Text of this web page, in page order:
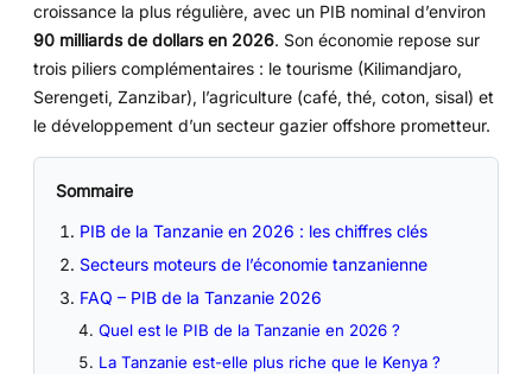
croissance la plus régulière, avec un PIB nominal d’environ
90 milliards de dollars en 2026. Son économie repose sur
trois piliers complémentaires : le tourisme (Kilimandjaro,
Serengeti, Zanzibar), l’agriculture (café, thé, coton, sisal) et
le développement d’un secteur gazier offshore prometteur.
Sommaire
PIB de la Tanzanie en 2026 : les chiffres clés
Secteurs moteurs de l’économie tanzanienne
FAQ – PIB de la Tanzanie 2026
Quel est le PIB de la Tanzanie en 2026 ?
La Tanzanie est-elle plus riche que le Kenya ?